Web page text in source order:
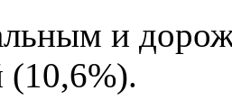
и
(10,6%).